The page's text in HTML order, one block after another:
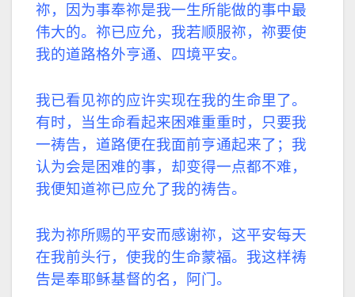
祢，因为事奉祢是我一生所能做的事中最
伟大的。祢已应允，我若顺服祢，祢要使
我的道路格外亨通、四境平安。
我已看见祢的应许实现在我的生命里了。
有时，当生命看起来困难重重时，只要我
一祷告，道路便在我面前亨通起来了；我
认为会是困难的事，却变得一点都不难，
我便知道祢已应允了我的祷告。
我为祢所赐的平安而感谢祢，这平安每天
在我前头行，使我的生命蒙福。我这样祷
告是奉耶稣基督的名，阿门。